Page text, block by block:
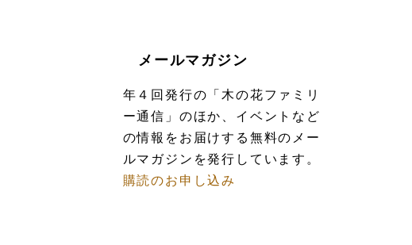
メールマガジン
年４回発行の「木の花ファミリ
ー通信」のほか、イベントなど
の情報をお届けする無料のメー
ルマガジンを発行しています。
購読のお申し込み